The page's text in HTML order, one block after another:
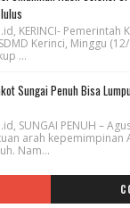
KERINCI- Pemerintah
Kerinci, Minggu
...
Sungai Penuh Bisa
SUNGAI PENUH –
arah kepemimpinan
Nam...